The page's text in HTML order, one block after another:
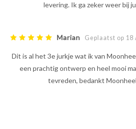
levering. Ik ga zeker weer bij
Marian Geplaatst op 18
Dit is al het 3e jurkje wat ik van
een prachtig ontwerp en heel mooi
tevreden, bedankt